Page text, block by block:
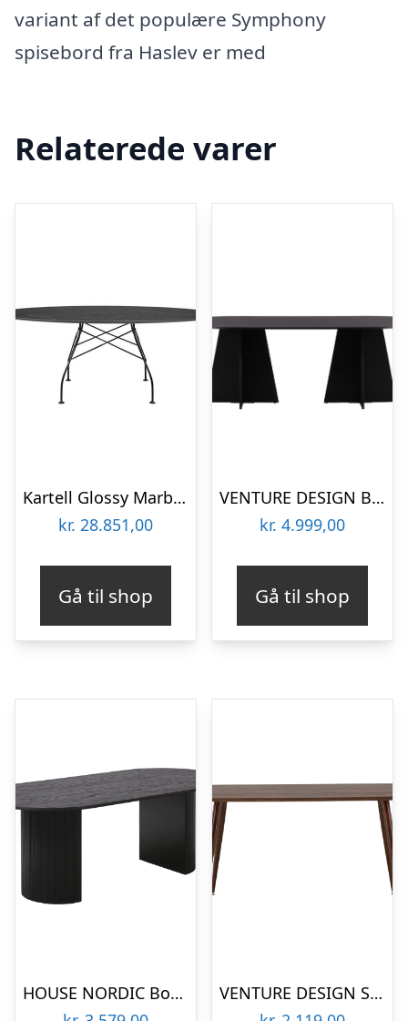
variant af det populære Symphony
spisebord fra Haslev er med
Relaterede varer
Kartell Glossy Marble oval spisebord
kr. 28.851,00
Gå til shop
VENTURE DESIGN Bootcut spisebord, oval – sort finér (230×115)
kr. 4.999,00
Gå til shop
HOUSE NORDIC Boavista spisebord, oval – mørkebrun decorpapir og sort træ (100×210)
VENTURE DESIGN Sanford spisebord, oval – mørkebrun MDF og stål (180×90)